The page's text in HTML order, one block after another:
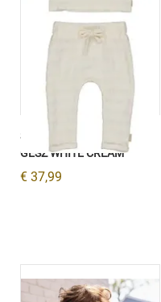
SHIRT GABRIEL EN BROEK
GESZ WHITE CREAM
€ 37,99